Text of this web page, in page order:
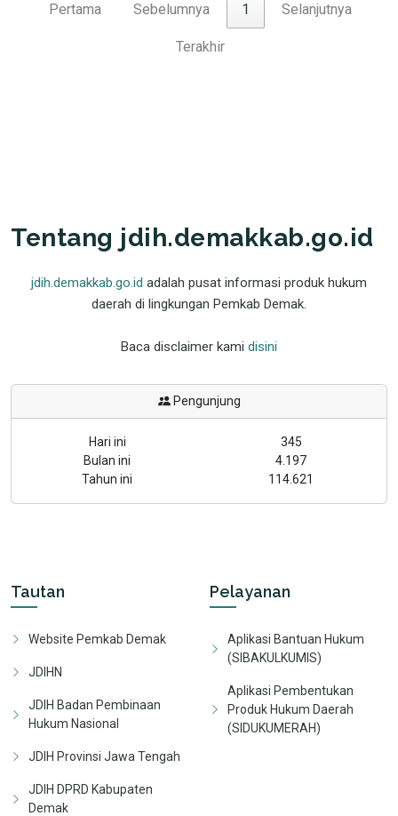
Pertama Sebelumnya 1 Selanjutnya
Terakhir
Tentang jdih.demakkab.go.id
jdih.demakkab.go.id adalah pusat informasi produk hukum
daerah di lingkungan Pemkab Demak.
Baca disclaimer kami disini
Pengunjung
Hari ini
345
Bulan ini
4.197
Tahun ini
114.621
Tautan
Website Pemkab Demak
JDIHN
JDIH Badan Pembinaan
Hukum Nasional
JDIH Provinsi Jawa Tengah
JDIH DPRD Kabupaten
Demak
Pelayanan
Aplikasi Bantuan Hukum
(SIBAKULKUMIS)
Aplikasi Pembentukan
Produk Hukum Daerah
(SIDUKUMERAH)